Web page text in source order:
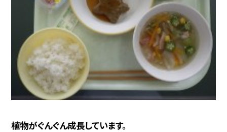
植物がぐんぐん成長しています。